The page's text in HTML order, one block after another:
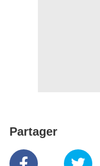
Partager